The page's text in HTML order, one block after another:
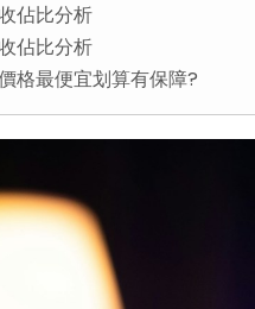
佔比分析
佔比分析
格最便宜划算有保障?